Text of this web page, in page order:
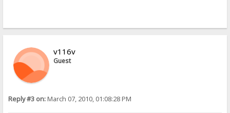
v116v
Guest
Reply #3 on:March 07, 2010, 01:08:28 PM